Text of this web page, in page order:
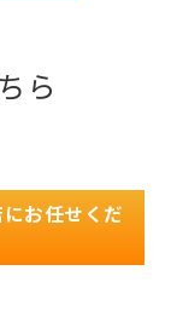
ら
お任せくだ